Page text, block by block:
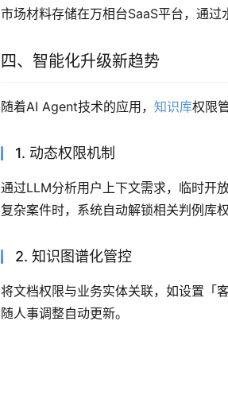
市场材料存储在万相台SaaS平台，通
四、智能化升级新趋势
随着AI Agent技术的应用，知识库权限
1. 动态权限机制
通过LLM分析用户上下文需求，临时开
复杂案件时，系统自动解锁相关判例库
2. 知识图谱化管控
将文档权限与业务实体关联，如设置「
随人事调整自动更新。